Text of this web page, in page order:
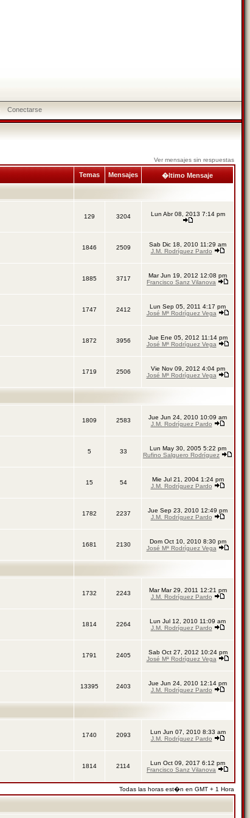
Conectarse
Ver mensajes sin respuestas
Temas Mensajes �ltimo Mensaje
129 3204 Lun Abr 08, 2013 7:14 pm
1846 2509
Sab Dic 18, 2010 11:29 am
J.M. Rodríguez Pardo
1885 3717
Mar Jun 19, 2012 12:08 pm
Francisco Sanz Vilanova
1747 2412
Lun Sep 05, 2011 4:17 pm
José Mª Rodríguez Vega
1872 3956
Jue Ene 05, 2012 11:14 pm
José Mª Rodríguez Vega
1719 2506
Vie Nov 09, 2012 4:04 pm
José Mª Rodríguez Vega
1809 2583
Jue Jun 24, 2010 10:09 am
J.M. Rodríguez Pardo
5 33
Lun May 30, 2005 5:22 pm
Rufino Salguero Rodríguez
15 54
Mie Jul 21, 2004 1:24 pm
J.M. Rodríguez Pardo
1782 2237
Jue Sep 23, 2010 12:49 pm
J.M. Rodríguez Pardo
1681 2130
Dom Oct 10, 2010 8:30 pm
José Mª Rodríguez Vega
1732 2243
Mar Mar 29, 2011 12:21 pm
J.M. Rodríguez Pardo
1814 2264
Lun Jul 12, 2010 11:09 am
J.M. Rodríguez Pardo
1791 2405
Sab Oct 27, 2012 10:24 pm
José Mª Rodríguez Vega
13395 2403
Jue Jun 24, 2010 12:14 pm
J.M. Rodríguez Pardo
1740 2093
Lun Jun 07, 2010 8:33 am
J.M. Rodríguez Pardo
1814 2114
Lun Oct 09, 2017 6:12 pm
Francisco Sanz Vilanova
Todas las horas est�n en GMT + 1 Hora